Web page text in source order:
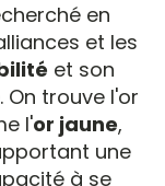
en
et les
et son
On trouve l'or
l'or jaune,
une
à se